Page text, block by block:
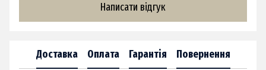
Написати відгук
Доставка Оплата Гарантія Повернення